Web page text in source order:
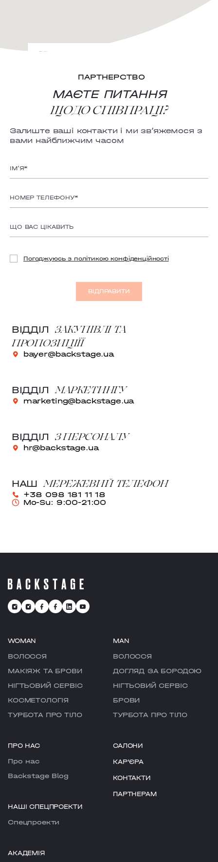
ОБРАТИ САЛОН ЗІ СПИСКУ
MYSHUHY
GRAND PRIX
KLOVSKYI
HOTEL HILTON KYIV
VELYKA VASYLKIVSKA
PECHERSK
COMFORT TOWN
PODIL
ПАРТНЕРСТВО
МАЄТЕ ПИТАННЯ
ЩОДО СПІВПРАЦІ?
Залиште ваші контакти і ми зв’яжемося з
вами найближчим часом
Погоджуюсь з політикою конфіденційності
ВІДПРАВИТИ
ВІДДІЛ ЗАКУПІВЛІ ТА
ПРОПОЗИЦІЇЇ
bayer@backstage.ua
ВІДДІЛ МАРКЕТИНГУ
marketing@backstage.ua
ВІДДІЛ З ПЕРСОНАЛУ
hr@backstage.ua
НАШ МЕРЕЖЕВИЙ ТЕЛЕФОН
+38 098 181 11 18
Mo-Su: 9:00-21:00
WOMAN
ВОЛОССЯ
МАКІЯЖ ТА БРОВИ
НІГТЬОВИЙ СЕРВІС
КОСМЕТОЛОГІЯ
ТУРБОТА ПРО ТІЛО
MAN
ВОЛОССЯ
ДОГЛЯД ЗА БОРОДОЮ
НІГТЬОВИЙ СЕРВІС
БРОВИ
ТУРБОТА ПРО ТІЛО
ПРО НАС
Про нас
Backstage Blog
НАШІ СПЕЦПРОЕКТИ
Cпецпроекти
САЛОНИ
КАРʼЄРА
КОНТАКТИ
ПАРТНЕРАМ
АКАДЕМІЯ